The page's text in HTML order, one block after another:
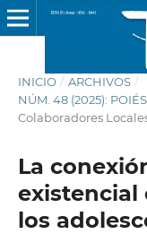
INICIO / ARCHIVOS /
NÚM. 48 (2025):
Colaboradores
La
existencial
los